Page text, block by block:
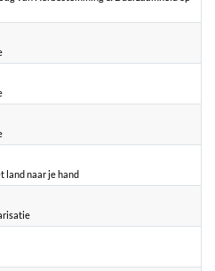
land naar je hand